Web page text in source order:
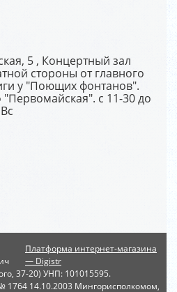
5 , Концертный зал
стороны от главного
у "Поющих фонтанов".
с 11-30 до
Платформа интернет-магазина
— Digistr
37-20) УНП: 101015595.
14.10.2003 Мингорисполкомом,